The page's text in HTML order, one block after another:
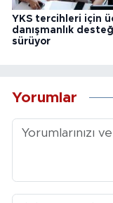
YKS tercihleri için
danışmanlık
sürüyor
Yorumlar